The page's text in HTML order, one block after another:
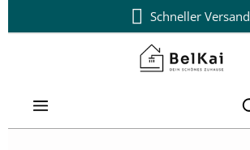
Zum Hauptinhalt springenSchneller Versand